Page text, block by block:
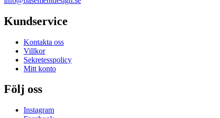
Kundservice
Kontakta oss
Villkor
Sekretesspolicy
Mitt konto
Följ oss
Instagram